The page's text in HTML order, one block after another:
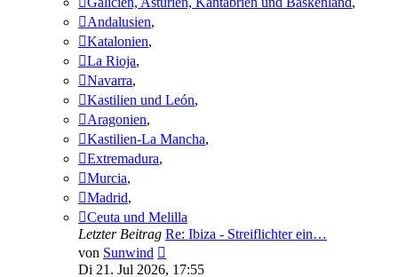
Andalusien,
Katalonien,
La Rioja,
Navarra,
Kastilien und León,
Aragonien,
Kastilien-La Mancha,
Extremadura,
Murcia,
Madrid,
Ceuta und Melilla
Letzter Beitrag Re: Ibiza - Streiflichter ein…
von Sunwind
Beitrag
Di 21. Jul 2026, 17:55